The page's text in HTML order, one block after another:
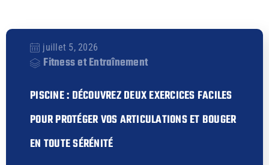
juillet 5, 2026
Fitness et Entraînement
PISCINE : DÉCOUVREZ DEUX EXERCICES FACILES
POUR PROTÉGER VOS ARTICULATIONS ET BOUGER
EN TOUTE SÉRÉNITÉ